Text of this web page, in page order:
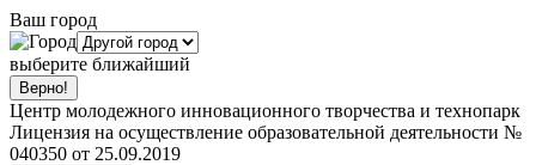
Ваш город
выберите ближайший
Центр молодежного инновационного творчества и технопарк
Лицензия на осуществление образовательной деятельности №
040350 от 25.09.2019